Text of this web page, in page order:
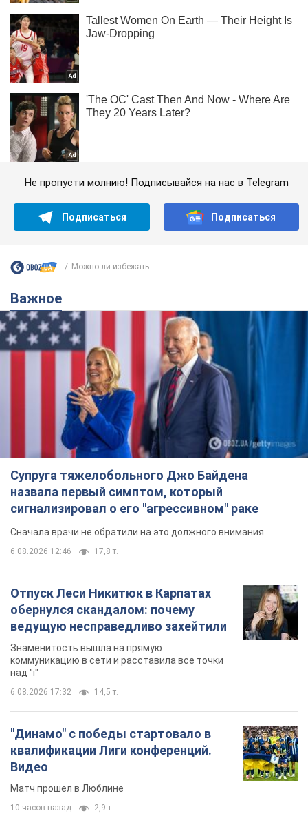
Не пропусти молнию! Подписывайся на нас в Telegram
Подписаться Подписаться
Можно ли избежать...
Важное
Супруга тяжелобольного Джо Байдена
назвала первый симптом, который
сигнализировал о его "агрессивном" раке
Сначала врачи не обратили на это должного внимания
6.08.2026 12:46 17,8 т.
Отпуск Леси Никитюк в Карпатах
обернулся скандалом: почему
ведущую несправедливо захейтили
Знаменитость вышла на прямую
коммуникацию в сети и расставила все точки
над "i"
6.08.2026 17:32 14,5 т.
"Динамо" с победы стартовало в
квалификации Лиги конференций.
Видео
Матч прошел в Люблине
10 часов назад 2,9 т.